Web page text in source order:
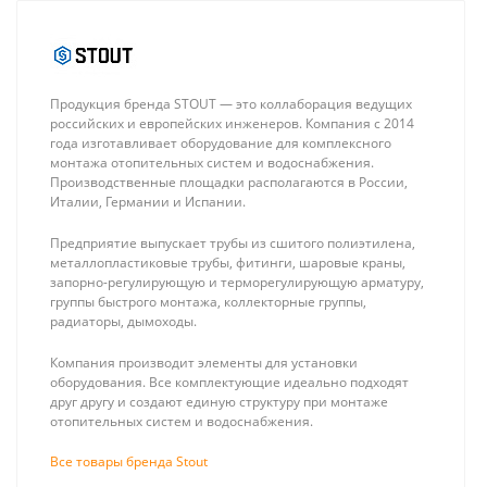
Stout Насосно-
узел проходной с
термостатическим
клапаном 30-60°C
(без насоса)
23 745 ₽
20x16x16 для
труб из
сшитого
полиэтилена
636 ₽
Продукция бренда STOUT — это коллаборация ведущих
российских и европейских инженеров. Компания с 2014
года изготавливает оборудование для комплексного
монтажа отопительных систем и водоснабжения.
Производственные площадки располагаются в России,
Италии, Германии и Испании.
Предприятие выпускает трубы из сшитого полиэтилена,
металлопластиковые трубы, фитинги, шаровые краны,
запорно-регулирующую и терморегулирующую арматуру,
группы быстрого монтажа, коллекторные группы,
радиаторы, дымоходы.
Компания производит элементы для установки
оборудования. Все комплектующие идеально подходят
друг другу и создают единую структуру при монтаже
отопительных систем и водоснабжения.
Все товары бренда Stout